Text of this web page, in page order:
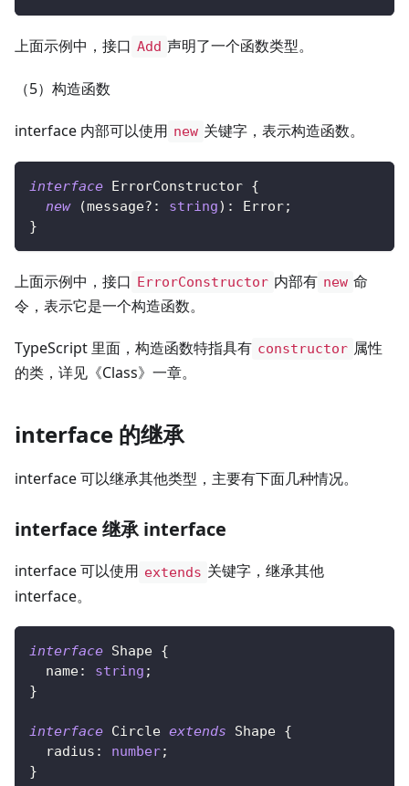
上面示例中，接口 Add 声明了一个函数类型。
（5）构造函数
interface 内部可以使用 new 关键字，表示构造函数。
interface ErrorConstructor {
new
(message? : string) : Error;
}
上面示例中，接口 ErrorConstructor 内部有 new 命
令，表示它是一个构造函数。
TypeScript 里面，构造函数特指具有 constructor 属性
的类，详见《Class》一章。
interface 的继承
interface 可以继承其他类型，主要有下面几种情况。
interface 继承 interface
interface 可以使用 extends 关键字，继承其他
interface。
interface Shape {
  name
: string ;
}
interface Circle extends Shape {
  radius
: number;
}